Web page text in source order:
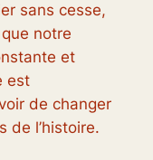
sans cesse,
notre
et
est
de changer
de l’histoire.